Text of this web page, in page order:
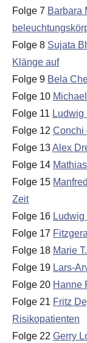
Folge 7 Barbara
Folge 8 Sujata
Klänge auf
Folge 9 Bela
Folge 10
Folge 11 Ludwig
Folge 12 Conchi
Folge 13Alex
Folge 14
Folge 15
Zeit
Folge 16
Folge 17
Folge 18 Marie
Folge 19 Lars-
Folge 20 Hanne
Folge 21 Fritz
Risikopatienten
Folge 22 Gerry